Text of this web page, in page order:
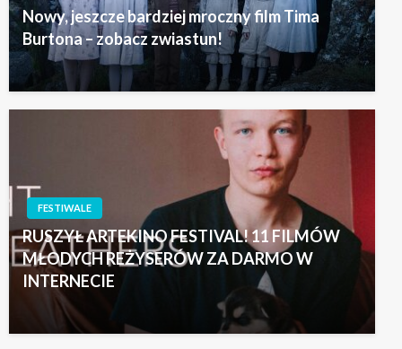
Nowy, jeszcze bardziej mroczny film Tima
Burtona – zobacz zwiastun!
FESTIWALE
RUSZYŁ ARTEKINO FESTIVAL! 11 FILMÓW
MŁODYCH REŻYSERÓW ZA DARMO W
INTERNECIE